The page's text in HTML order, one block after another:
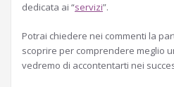
dedicata ai “servizi”.
Potrai chiedere nei commenti la
scoprire per comprendere meglio
vedremo di accontentarti nei